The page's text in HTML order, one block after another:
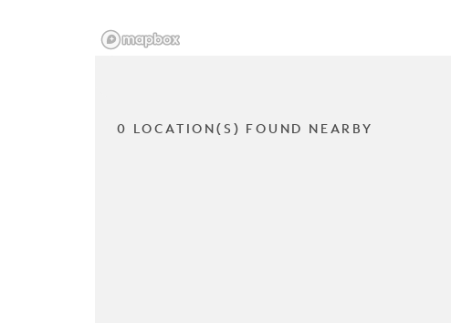
0 LOCATION(S) FOUND NEARBY